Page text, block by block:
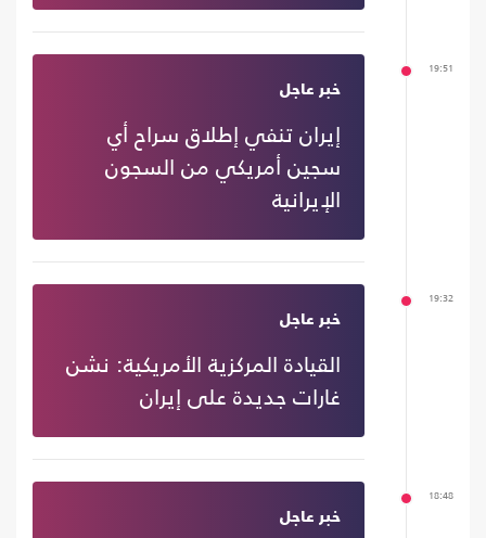
19:51
خبر عاجل
إيران تنفي إطلاق سراح أي
سجين أمريكي من السجون
الإيرانية
19:32
خبر عاجل
القيادة المركزية الأمريكية: نشن
غارات جديدة على إيران
18:48
خبر عاجل